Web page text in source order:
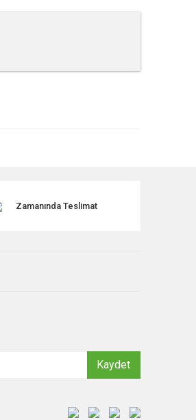
Zamanında Teslimat
Kaydet